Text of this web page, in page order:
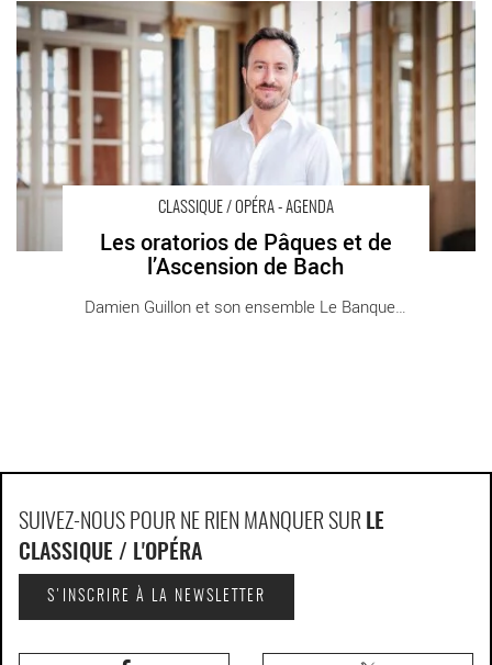
CLASSIQUE / OPÉRA - AGENDA
Les oratorios de Pâques et de
l’Ascension de Bach
Damien Guillon et son ensemble Le Banquet [...]
Les oratorios de Pâques et de l’Ascension de Bach - Critique
sortie Classique / Opéra Boulogne-Billancourt La Seine Musicale
SUIVEZ-NOUS POUR NE RIEN MANQUER SUR LE
CLASSIQUE / L'OPÉRA
S'INSCRIRE À LA NEWSLETTER